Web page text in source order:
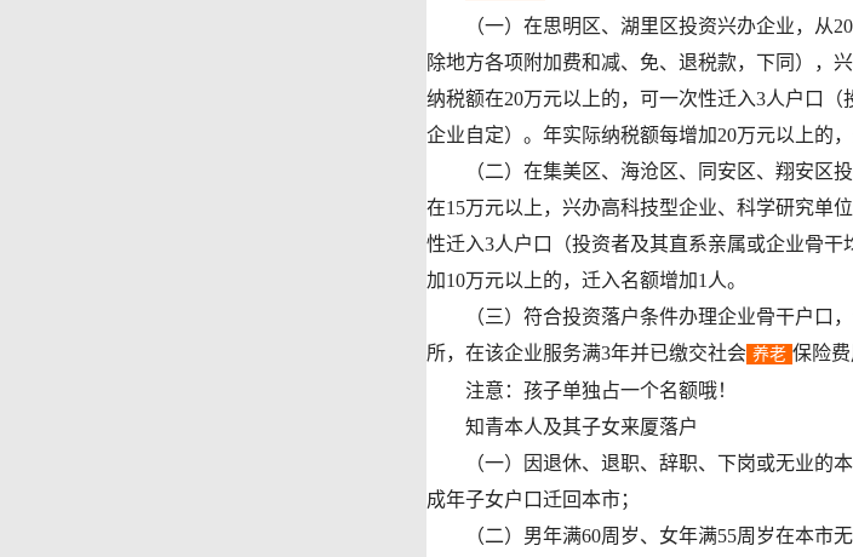
（一）在思明区、湖里区投资兴办企业，从
除地方各项附加费和减、免、退税款，下同），
纳税额在20万元以上的，可一次性迁入3人户口
企业自定）。年实际纳税额每增加20万元以上的，
（二）在集美区、海沧区、同安区、翔安区投
在15万元以上，兴办高科技型企业、科学研究单
性迁入3人户口（投资者及其直系亲属或企业骨
加10万元以上的，迁入名额增加1人。
（三）符合投资落户条件办理企业骨干户口，
所，在该企业服务满3年并已缴交社会 养老 保险
注意：孩子单独占一个名额哦！
知青本人及其子女来厦落户
（一）因退休、退职、辞职、下岗或无业的本
成年子女户口迁回本市；
（二）男年满60周岁、女年满55周岁在本市